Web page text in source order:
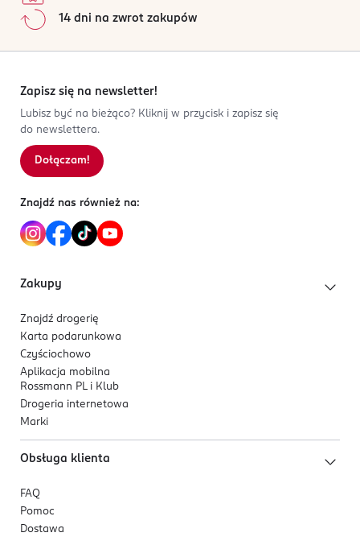
14 dni na zwrot zakupów
Zapisz się na newsletter!
Lubisz być na bieżąco? Kliknij w przycisk i zapisz się
do newslettera.
Dołączam!
Znajdź nas również na:
Zakupy
Znajdź drogerię
Karta podarunkowa
Czyściochowo
Aplikacja mobilna
Rossmann PL i Klub
Drogeria internetowa
Marki
Obsługa klienta
FAQ
Pomoc
Dostawa